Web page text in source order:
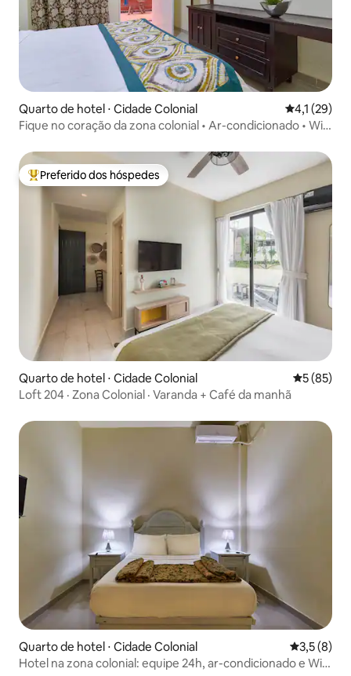
Quarto de hotel ⋅ Cidade Colonial 4,1 de uma
4,1 (29)
Fique no coração da zona colonial • Ar-condicionado • Wi-
Entre os melhores preferidos dos hóspedes
Preferido dos hóspedes
Quarto de hotel ⋅ Cidade Colonial 5 de uma
5 (85)
Loft 204 · Zona Colonial · Varanda + Café da manhã
Quarto de hotel ⋅ Cidade Colonial 3,5 de
3,5 (8)
Hotel na zona colonial: equipe 24h, ar-condicionado e Wi-